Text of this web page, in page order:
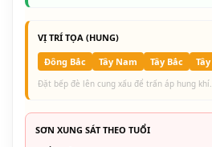
VỊ TRÍ TỌA (HUNG)
Đông Bắc
Tây Nam Tây Bắc Tây
Đặt bếp đè lên cung xấu để trấn áp hung khí.
SƠN XUNG SÁT THEO TUỔI